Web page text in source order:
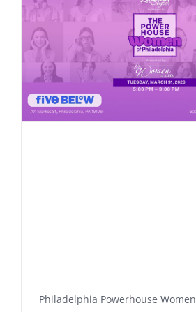
Philadelphia Powerhouse Women